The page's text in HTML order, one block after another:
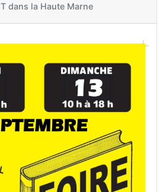
dans la Haute Marne